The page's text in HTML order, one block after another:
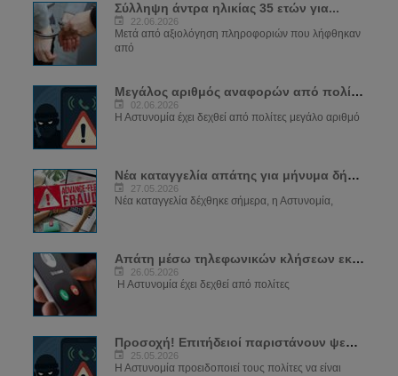
Σύλληψη άντρα ηλικίας 35 ετών για...
22.06.2026
Μετά από αξιολόγηση πληροφοριών που λήφθηκαν
από
Μεγάλος αριθμός αναφορών από πολίτες για...
02.06.2026
Η Αστυνομία έχει δεχθεί από πολίτες μεγάλο αριθμό
Νέα καταγγελία απάτης για μήνυμα δήθεν...
27.05.2026
Νέα καταγγελία δέχθηκε σήμερα, η Αστυνομία,
Απάτη μέσω τηλεφωνικών κλήσεων εκ μέρους...
26.05.2026
Η Αστυνομία έχει δεχθεί από πολίτες
Προσοχή! Επιτήδειοί παριστάνουν ψευδώς...
25.05.2026
Η Αστυνομία προειδοποιεί τους πολίτες να είναι